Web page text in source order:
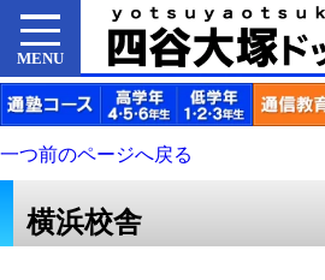
MENU
一つ前のページへ戻る
横浜校舎